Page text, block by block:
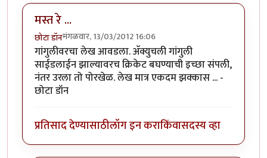
मस्त रे ...
छोटा डॉनमंगळवार, 13/03/2012 16:06
गांगुलीवरचा लेख आवडला. अ‍ॅक्युचली गांगुली
साईडलाईन झाल्यावरच क्रिकेट बघण्याची इच्छा संपली,
नंतर उरला तो पोरखेळ. लेख मात्र एकदम झक्कास ... -
छोटा डॉन
प्रतिसाद देण्यासाठीलॉग इन कराकिंवासदस्य व्हा